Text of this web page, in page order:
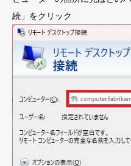
続」をクリック